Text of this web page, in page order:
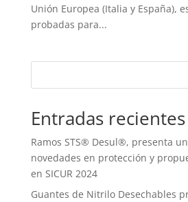
Unión Europea (Italia y España),
probadas para...
Entradas recientes
Ramos STS® Desul®, presenta
novedades en protección y
en SICUR 2024
Guantes de Nitrilo Desechables